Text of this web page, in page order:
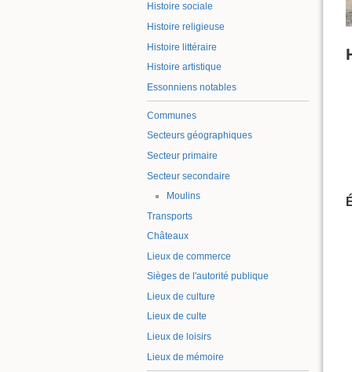
Histoire sociale
Histoire religieuse
Histoire littéraire
Histoire artistique
Essonniens notables
Communes
Secteurs géographiques
Secteur primaire
Secteur secondaire
Moulins
Transports
Châteaux
Lieux de commerce
Sièges de l'autorité publique
Lieux de culture
Lieux de culte
Lieux de loisirs
Lieux de mémoire